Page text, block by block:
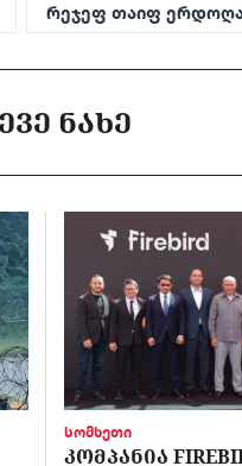
რეჯეფ თაიფ
ᲜᲐᲮᲔ
სომხეთი
ᲙᲝᲛᲞᲐᲜᲘᲐ